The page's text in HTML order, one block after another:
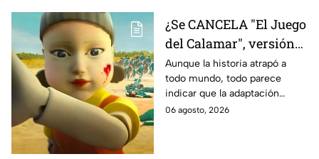
¿Se CANCELA "El Juego
del Calamar", versión
Estados Unidos? Esto
es lo que se sabe al
momento
Aunque la historia atrapó a
todo mundo, todo parece
indicar que la adaptación
podría ser cancelada:
06 agosto, 2026